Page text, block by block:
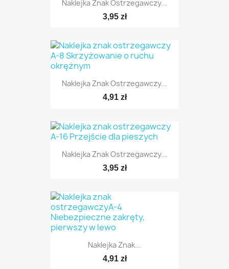
Naklejka Znak Ostrzegawczy...
3,95 zł
Naklejka Znak Ostrzegawczy...
4,91 zł
TYLKO ONLINE
Naklejka Znak Ostrzegawczy...
3,95 zł
Naklejka Znak...
4,91 zł